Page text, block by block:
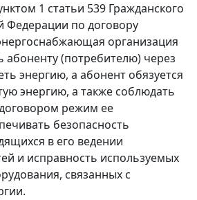
1 статьи 539 Гражданского
Федерации по договору
организация
абоненту (потребителю) через
энергию, а абонент обязуется
энергию, а также соблюдать
режим ее
безопасность
в его ведении
и исправность используемых
связанных с